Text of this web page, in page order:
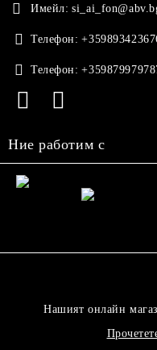
Имейл:
Телефон:
Телефон:
Ние работим с
Нашият онлайн